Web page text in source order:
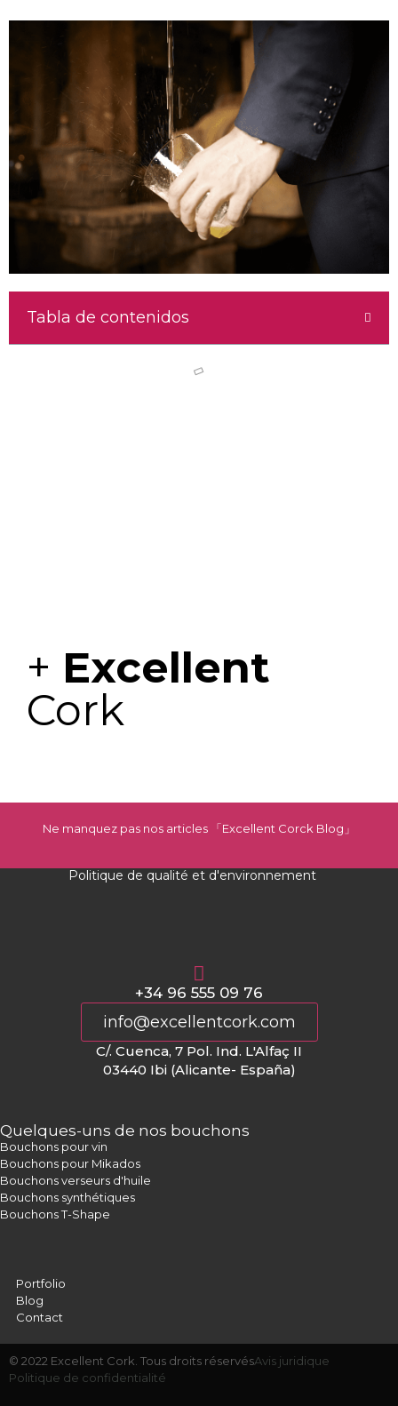
Tabla de contenidos
+ Excellent
Cork
Ne manquez pas nos articles 「Excellent Corck Blog 」
Politique de qualité et d'environnement
+34 96 555 09 76
info@excellentcork.com
C/. Cuenca, 7 Pol. Ind. L'Alfaç II
03440 Ibi (Alicante- España)
Quelques-uns de nos bouchons
Bouchons pour vin
Bouchons pour Mikados
Bouchons verseurs d'huile
Bouchons synthétiques
Bouchons T-Shape
Portfolio
Blog
Contact
© 2022 Excellent Cork. Tous droits réservésAvis juridique
Politique de confidentialité